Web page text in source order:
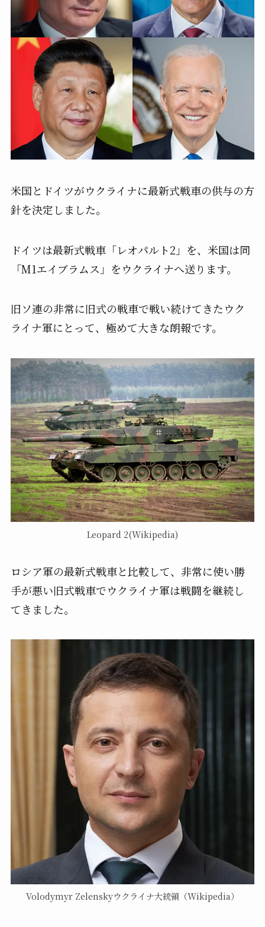
米国とドイツがウクライナに最新式戦車の供与の方
針を決定しました。
ドイツは最新式戦車「レオパルト2」を、米国は同
「M1エイブラムス」をウクライナへ送ります。
旧ソ連の非常に旧式の戦車で戦い続けてきたウク
ライナ軍にとって、極めて大きな朗報です。
Leopard 2(Wikipedia)
ロシア軍の最新式戦車と比較して、非常に使い勝
手が悪い旧式戦車でウクライナ軍は戦闘を継続し
てきました。
Volodymyr Zelenskyウクライナ大統領（Wikipedia）